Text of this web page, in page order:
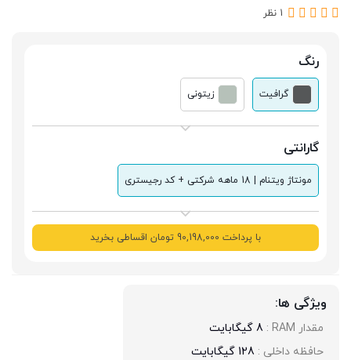
1 نظر
رنگ
گرافیت زیتونی
گارانتی
مونتاژ ویتنام | 18 ماهه شرکتی + کد رجیستری
با پرداخت 90,198,000 تومان اقساطی بخرید
ویژگی ها:
مقدار RAM :
8 گیگابایت
حافظه داخلی : 128 گیگابایت